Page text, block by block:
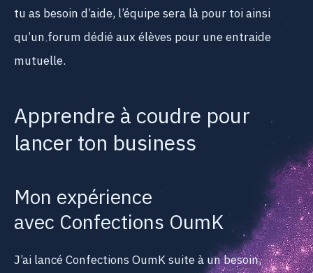
tu as besoin d’aide, l’équipe sera là pour toi ainsi
qu’un forum dédié aux élèves pour une entraide
mutuelle.
Apprendre à coudre pour
lancer ton business
Mon expérience
avec Confections OumK
J’ai lancé Confections OumK suite à un besoin,